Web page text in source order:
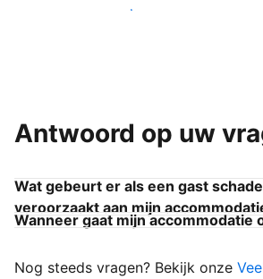
Word een van onze vele hosts
Antwoord op uw
Wat gebeurt er als een gast schade
veroorzaakt aan mijn
Wanneer gaat mijn accommodatie
Nog steeds vragen? Bekijk onze